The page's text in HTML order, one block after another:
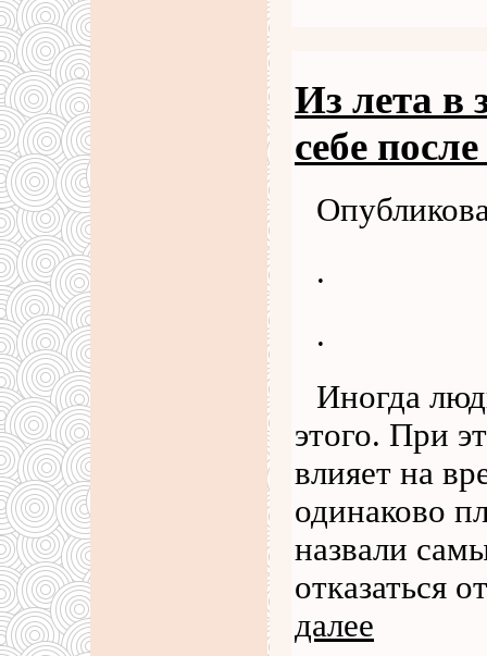
Из лета в
себе
.
.
Иногда
этого. При
влияет на
одинаково
назвали
отказаться
далее